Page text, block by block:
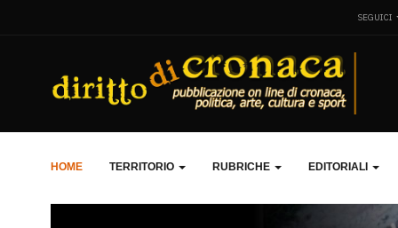
SEGUICI
HOME TERRITORIO RUBRICHE EDITORIALI